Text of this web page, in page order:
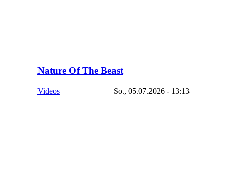
Nature Of The Beast
Videos So., 05.07.2026 - 13:13